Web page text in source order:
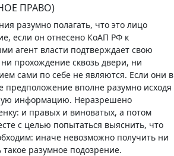
ПРАВО)
разумно полагать, что это лицо
если он отнесено КоАП РФ к
агент власти подтверждает свою
прохождение сквозь двери, ни
сами по себе не являются. Если они в
предположение вполне разумно исходя
информацию. Неразрешено
и правых и виноватых, а потом
с целью попытаться выяснить, что
иначе невозможно получить ни
разумное подозрение.